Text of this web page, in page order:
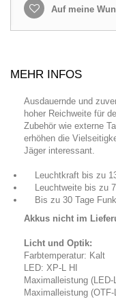
Auf meine
MEHR INFOS
Ausdauernde und
hoher Reichweite für
Zubehör wie externe
erhöhen die
Jäger interessant.
Leuchtkraft bis zu
Leuchtweite bis zu
Bis zu 30 Tage
Akkus nicht im
Licht und Optik:
Farbtemperatur: Kalt
LED: XP-L HI
Maximalleistung (LED-
Maximalleistung